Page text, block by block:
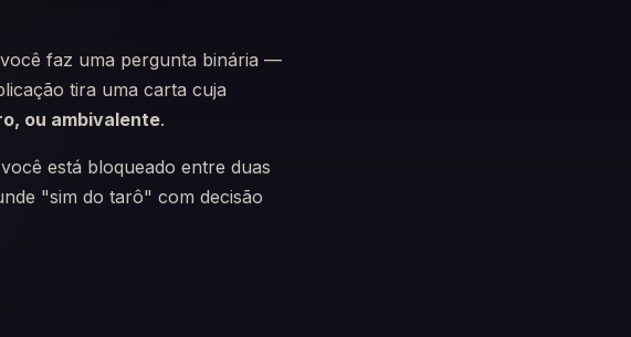
faz uma pergunta binária —
tira uma carta cuja
ou ambivalente.
está bloqueado entre duas
"sim do tarô" com decisão